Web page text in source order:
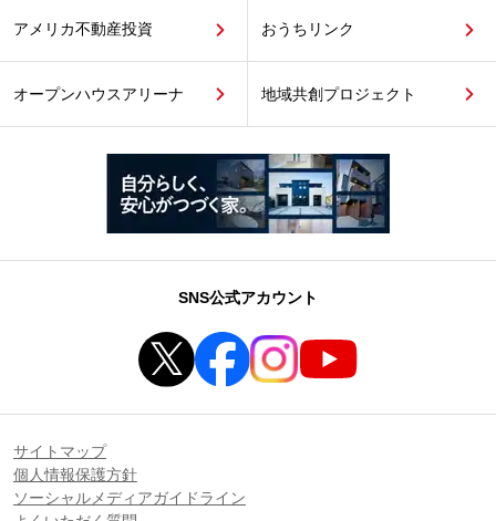
アメリカ不動産投資 おうちリンク
オープンハウスアリーナ 地域共創プロジェクト
SNS公式アカウント
サイトマップ
個人情報保護方針
ソーシャルメディアガイドライン